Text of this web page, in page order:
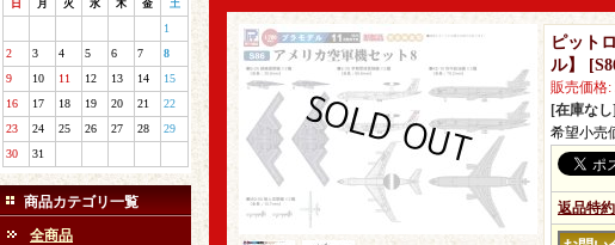
日 月 火 水 木 金 土
1
2
3 4 5 6 7
8
9
10 11 12 13 14
15
16
17 18 19 20 21
22
23
24 25 26 27 28
29
30
31
商品カテゴリ一覧
全商品
ピット
ル】
[
販売価格:
[在庫なし]
希望小売
返品特